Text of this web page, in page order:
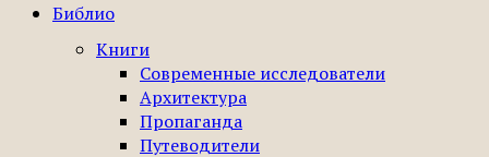
Библио
Книги
Современные исследователи
Архитектура
Пропаганда
Путеводители